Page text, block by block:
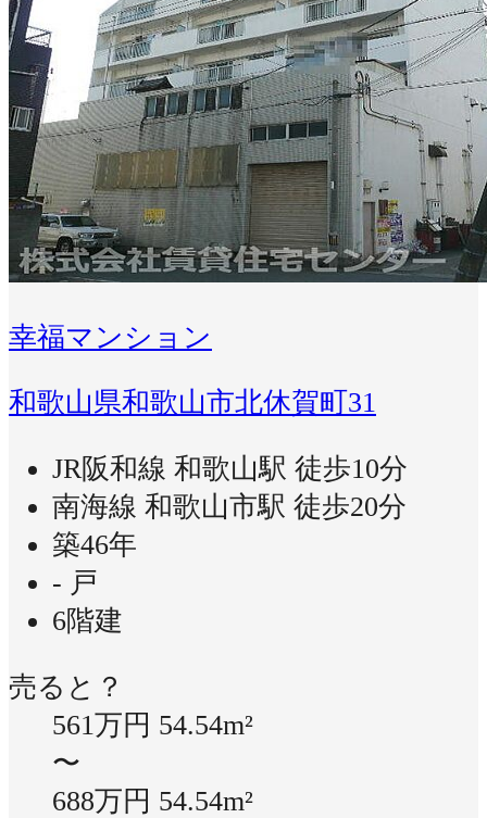
幸福マンション
和歌山県和歌山市北休賀町31
JR阪和線 和歌山駅 徒歩10分
南海線 和歌山市駅 徒歩20分
築46年
- 戸
6階建
売ると？
561万円 54.54m²
〜
688万円 54.54m²